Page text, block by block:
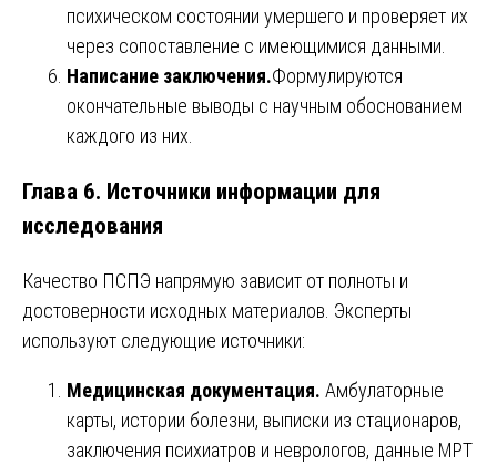
психическом состоянии умершего и проверяет их
через сопоставление с имеющимися данными.
Написание заключения.Формулируются
окончательные выводы с научным обоснованием
каждого из них.
Глава 6. Источники информации для
исследования
Качество ПСПЭ напрямую зависит от полноты и
достоверности исходных материалов. Эксперты
используют следующие источники:
Медицинская документация. Амбулаторные
карты, истории болезни, выписки из стационаров,
заключения психиатров и неврологов, данные МРТ